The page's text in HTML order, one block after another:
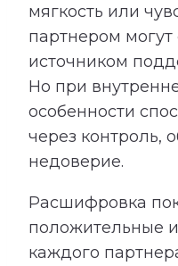
мягкость или
партнером могут
источником
Но при
особенности
через контроль,
недоверие.
Расшифровка
положительные
каждого